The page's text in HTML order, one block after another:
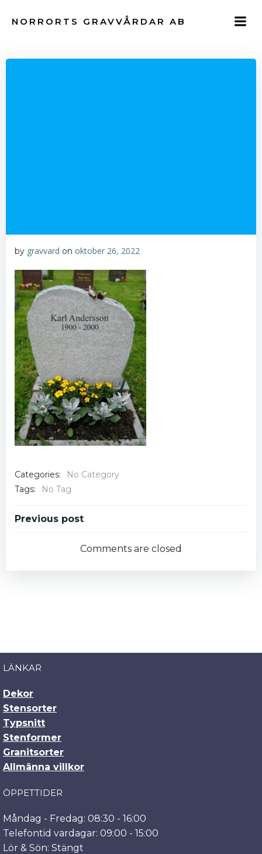
till
NORRORTS GRAVVÅRDAR AB
by gravvard on oktober 26, 2022
Categories:
No Category
Tags:
No Tag
Post
navigation
Previous post
Comments are closed
LÄNKAR
Dekor
Stensorter
Typsnitt
Stenformer
Granitsorter
Allmänna villkor
ÖPPETTIDER
Måndag - Fredag: 08:30 - 16:00
Telefontid vardagar: 09:00 - 15:00
Lör & Sön: Stängt